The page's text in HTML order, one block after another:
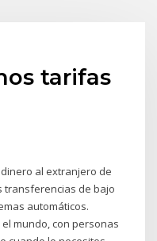
tarifas
al extranjero de
transferencias de bajo
automáticos.
mundo, con personas